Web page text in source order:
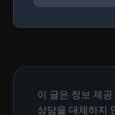
이 글은 정보 제
상담을 대체하지